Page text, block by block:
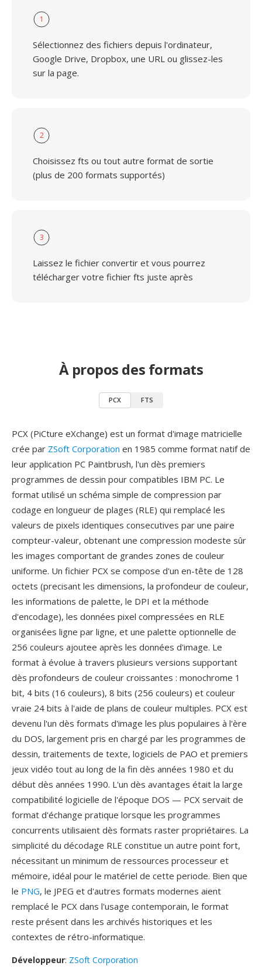
1
Sélectionnez des fichiers depuis l'ordinateur,
Google Drive, Dropbox, une URL ou glissez-les
sur la page.
2
Choisissez fts ou tout autre format de sortie
(plus de 200 formats supportés)
3
Laissez le fichier convertir et vous pourrez
télécharger votre fichier fts juste après
À propos des formats
PCX FTS
PCX (PiCture eXchange) est un format d'image matricielle
crée par ZSoft Corporation en 1985 comme format natif de
leur application PC Paintbrush, l'un dès premiers
programmes de dessin pour compatibles IBM PC. Le
format utilisé un schéma simple de compression par
codage en longueur de plages (RLE) qui remplacé les
valeurs de pixels identiques consecutives par une paire
compteur-valeur, obtenant une compression modeste sûr
les images comportant de grandes zones de couleur
uniforme. Un fichier PCX se compose d'un en-tête de 128
octets (precisant les dimensions, la profondeur de couleur,
les informations de palette, le DPI et la méthode
d'encodage), les données pixel compressées en RLE
organisées ligne par ligne, et une palette optionnelle de
256 couleurs ajoutee après les données d'image. Le
format à évolue à travers plusieurs versions supportant
dès profondeurs de couleur croissantes : monochrome 1
bit, 4 bits (16 couleurs), 8 bits (256 couleurs) et couleur
vraie 24 bits à l'aide de plans de couleur multiples. PCX est
devenu l'un dès formats d'image les plus populaires à l'ère
du DOS, largement pris en chargé par les programmes de
dessin, traitements de texte, logiciels de PAO et premiers
jeux vidéo tout au long de la fin dès années 1980 et du
début dès années 1990. L'un dès avantages était la large
compatibilité logicielle de l'époque DOS — PCX servait de
format d'échange pratique lorsque les programmes
concurrents utilisaient dès formats raster propriétaires. La
simplicité du décodage RLE constitue un autre point fort,
nécessitant un minimum de ressources processeur et
mémoire, idéal pour le matériel de cette periode. Bien que
le PNG, le JPEG et d'autres formats modernes aient
remplacé le PCX dans l'usage contemporain, le format
reste présent dans les archivés historiques et les
contextes de rétro-informatique.
Développeur: ZSoft Corporation